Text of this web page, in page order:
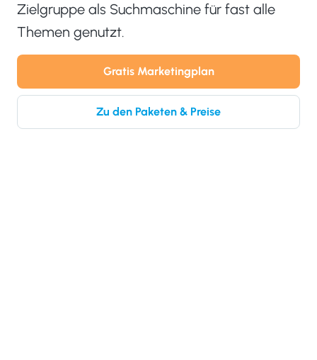
Zielgruppe als Suchmaschine für fast alle
Themen genutzt.
Gratis Marketingplan
Zu den Paketen & Preise